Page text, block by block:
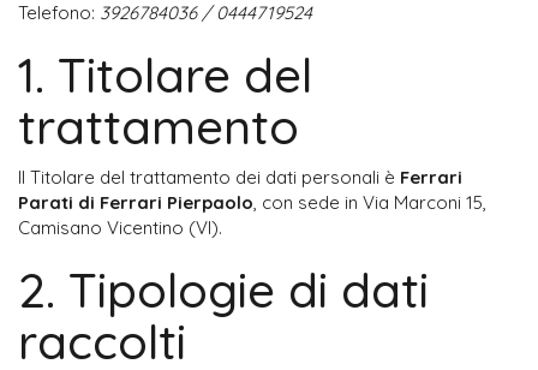
Telefono: 3926784036 / 0444719524
1. Titolare del
trattamento
Il Titolare del trattamento dei dati personali è Ferrari
Parati di Ferrari Pierpaolo, con sede in Via Marconi 15,
Camisano Vicentino (VI).
2. Tipologie di dati
raccolti